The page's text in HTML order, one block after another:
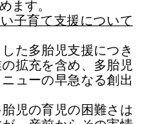
ます。
子育て支援について
た多胎児支援につき
拡充を含め、多胎児
ューの早急なる創出
児の育児の困難さは